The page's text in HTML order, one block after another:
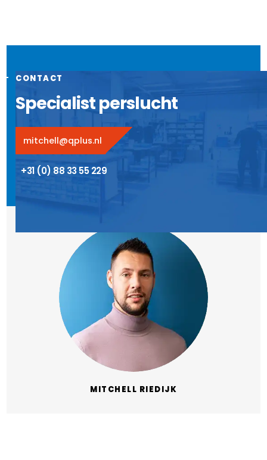
CONTACT
Specialist perslucht
mitchell@qplus.nl
+31 (0) 88 33 55 229
MITCHELL RIEDIJK